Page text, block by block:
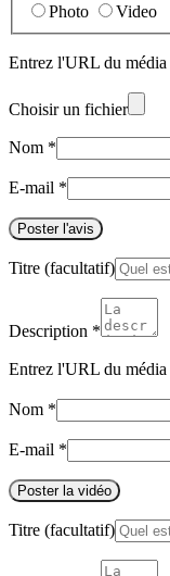
Photo
Video
Entrez l'URL du média
Choisir un fichier
Nom *
E-mail *
Poster l'avis
Titre (facultatif)
Description *
Entrez l'URL du média
Nom *
E-mail *
Poster la vidéo
Titre (facultatif)